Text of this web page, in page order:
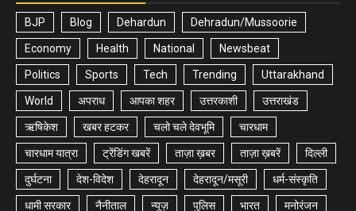
BJP Blog Dehardun Dehradun/Mussoorie
Economy Health National Newsbeat
Politics Sports Tech Trending Uttarakhand
World अपराध आपका शहर उत्तरकाशी उत्तराखंड
ऋषिकेश खबर हटकर चलो चले देवभूमि चारधाम
चारधाम यात्रा ट्रेंडिंग खबरें ताज़ा ख़बर ताज़ा ख़बरें दिल्ली
दुर्घटना देश-विदेश देहरादून देहरादून/मसूरी धर्म-संस्कृति
धामी सरकार नैनीताल न्यूज़ पुलिस भारत मनोरंजन